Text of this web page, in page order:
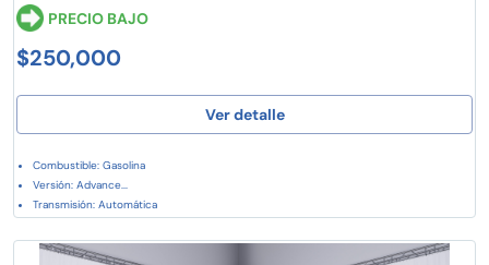
PRECIO BAJO
$250,000
Ver detalle
Combustible: Gasolina
Versión: Advance...
Transmisión: Automática